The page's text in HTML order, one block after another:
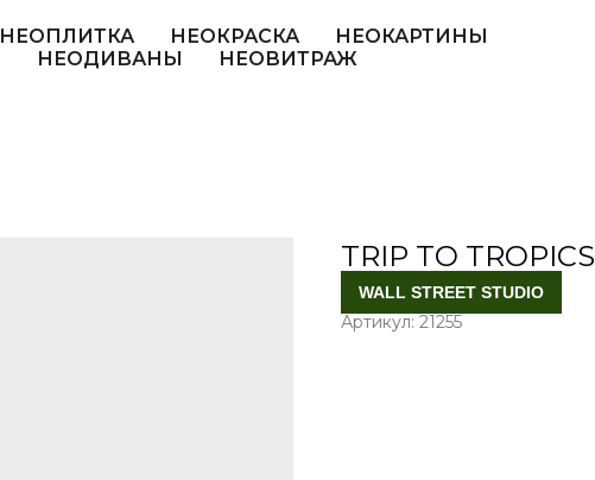
НЕОПЛИТКА НЕОКРАСКА
НЕОКАРТИНЫ
НЕОДИВАНЫ
НЕОВИТРАЖ
TRIP TO TROPICS
WALL STREET STUDIO
Артикул: 21255